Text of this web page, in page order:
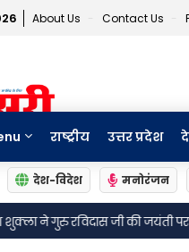
About Us Contact Us
राष्ट्रीय उत्तर प्रदेश
देश-विदेश मनोरंजन
कलश वंदना यात्रा में हुए शामिल !